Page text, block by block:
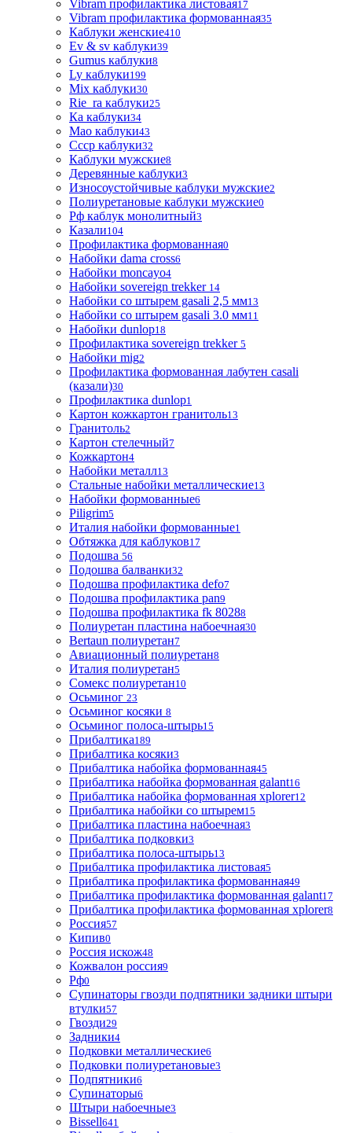
Vibram профилактика листовая17
Vibram профилактика формованная35
Каблуки женские410
Ev & sv каблуки39
Gumus каблуки8
Ly каблуки199
Mix каблуки30
Rie_ra каблуки25
Ка каблуки34
Мао каблуки43
Ссср каблуки32
Каблуки мужские8
Деревянные каблуки3
Износоустойчивые каблуки мужские2
Полиуретановые каблуки мужские0
Рф каблук монолитный3
Казали104
Профилактика формованная0
Набойки dama cross6
Набойки moncayo4
Набойки sovereign trekker 14
Набойки со штырем gasali 2,5 мм13
Набойки со штырем gasali 3.0 мм11
Набойки dunlop18
Профилактика sovereign trekker 5
Набойки mig2
Профилактика формованная лабутен casali
(казали)30
Профилактика dunlop1
Картон кожкартон гранитоль13
Гранитоль2
Картон стелечный7
Кожкартон4
Набойки металл13
Стальные набойки металлические13
Набойки формованные6
Piligrim5
Италия набойки формованные1
Обтяжка для каблуков17
Подошва 56
Подошва балванки32
Подошва профилактика defo7
Подошва профилактика pan9
Подошва профилактика fk 80288
Полиуретан пластина набоечная30
Bertaun полиуретан7
Авиационный полиуретан8
Италия полиуретан5
Сомекс полиуретан10
Осьминог 23
Осьминог косяки 8
Осьминог полоса-штырь15
Прибалтика189
Прибалтика косяки3
Прибалтика набойка формованная45
Прибалтика набойка формованная galant16
Прибалтика набойка формованная xplorer12
Прибалтика набойки со штырем15
Прибалтика пластина набоечная3
Прибалтика подковки3
Прибалтика полоса-штырь13
Прибалтика профилактика листовая5
Прибалтика профилактика формованная49
Прибалтика профилактика формованная galant17
Прибалтика профилактика формованная xplorer8
Россия57
Кипив0
Россия искож48
Кожвалон россия9
Рф0
Супинаторы гвозди подпятники задники штыри
втулки57
Гвозди29
Задники4
Подковки металлические6
Подковки полиуретановые3
Подпятники6
Супинаторы6
Штыри набоечные3
Bissell641